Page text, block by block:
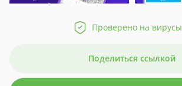
Проверено на вирусы
Поделиться ссылкой